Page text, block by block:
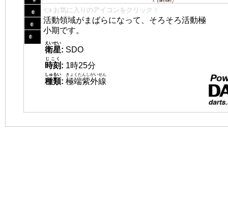
👈 お気に入りのアイコンをクリック！
活動領域がまばらになって、そろそろ活動極
小期です。
衛星
えいせい
: SDO
時刻
じこく
: 1時25分
種類
しゅるい
: 極端紫外線
きょくたんしがいせん